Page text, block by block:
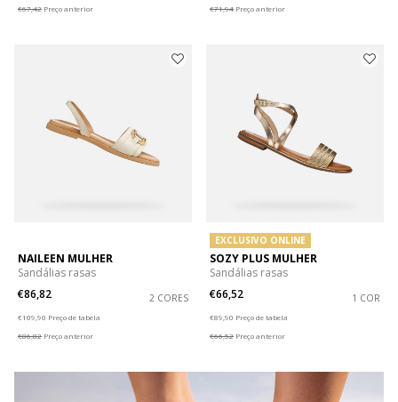
€67,42 Preço anterior
€71,94 Preço anterior
NAILEEN MULHER
Sandálias rasas
€86,82
2 CORES
€109,90 Preço de tabela
€86,82 Preço anterior
EXCLUSIVO ONLINE
SOZY PLUS MULHER
Sandálias rasas
€66,52
1 COR
€89,90 Preço de tabela
€66,52 Preço anterior